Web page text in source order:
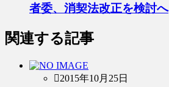
者委、消契法改正を検討へ
関連する記事
2015年10月25日